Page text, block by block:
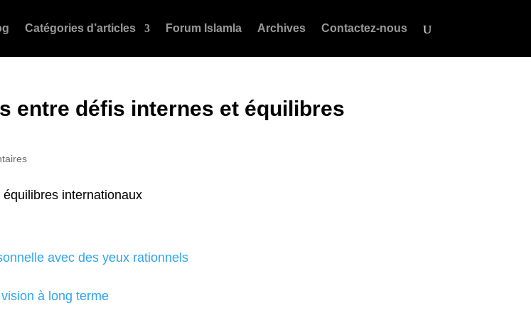
Catégories d’articles Forum Islamla Archives Contactez-nous
entre défis internes et équilibres
avec des yeux rationnels
à long terme